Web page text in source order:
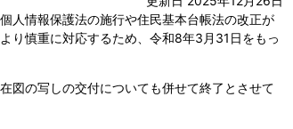
人情報保護法の施行や住民基本台帳法の改正が
り慎重に対応するため、令和8年3月31日をもっ
図の写しの交付についても併せて終了とさせて